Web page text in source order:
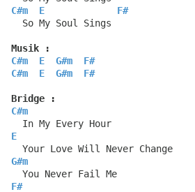
C#m
E
F#
  So My Soul Sings
Musik :
C#m
E G#m
F#
C#m
E G#m F#
Bridge :
C#m
  In My Every Hour
E
  Your Love Will Never Change
G#m
  You Never Fail Me
F#